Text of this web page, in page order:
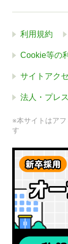
利用規約
Cookie等の
サイトアク
法人・プレ
※本サイトはア
す